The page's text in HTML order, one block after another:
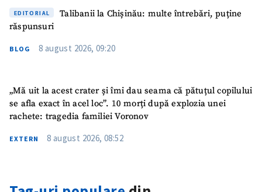
EDITORIAL
Talibanii la Chișinău: multe întrebări, puține
răspunsuri
BLOG 8 august 2026, 09:20
„Mă uit la acest crater și îmi dau seama că pătuțul copilului
se afla exact în acel loc”. 10 morți după explozia unei
rachete: tragedia familiei Voronov
EXTERN 8 august 2026, 08:52